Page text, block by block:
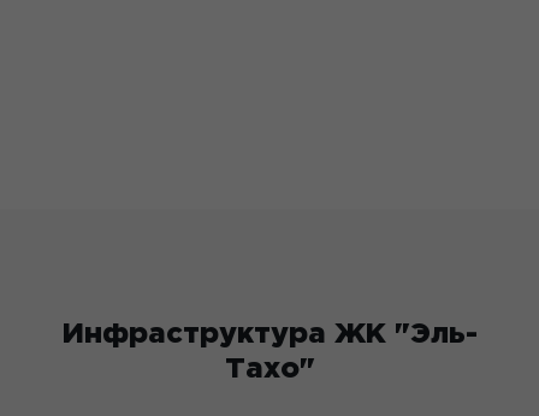
Инфраструктура ЖК "Эль-
Тахо"